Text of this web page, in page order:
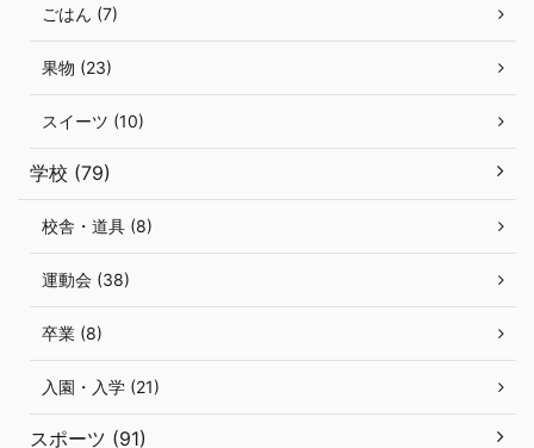
ごはん (7)
果物 (23)
スイーツ (10)
学校 (79)
校舎・道具 (8)
運動会 (38)
卒業 (8)
入園・入学 (21)
スポーツ (91)